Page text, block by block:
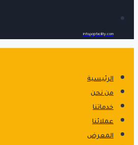
info@opfacility.com
الرئيسية
من نحن
خدماتنا
عملائنا
المعرض